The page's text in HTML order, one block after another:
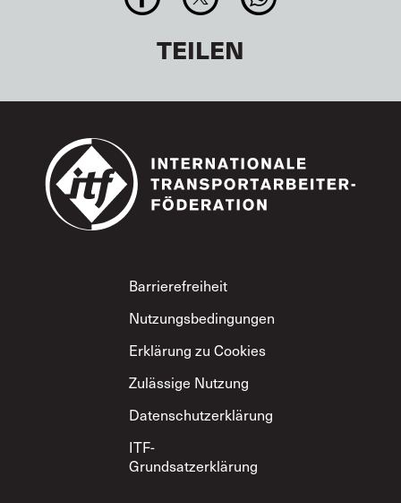
TEILEN
Footer
Barrierefreiheit
Nutzungsbedingungen
Erklärung zu Cookies
Zulässige Nutzung
Datenschutzerklärung
ITF-
Grundsatzerklärung